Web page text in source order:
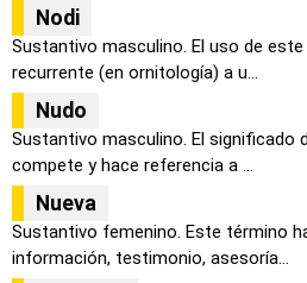
Nodi
Sustantivo masculino. El uso de
recurrente (en ornitología) a u...
Nudo
Sustantivo masculino. El significado
compete y hace referencia a ...
Nueva
Sustantivo femenino. Este término
información, testimonio, asesoría...